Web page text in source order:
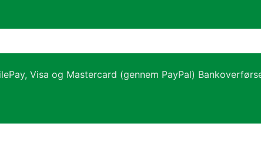
Visa og Mastercard (gennem PayPal)